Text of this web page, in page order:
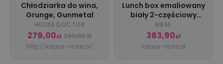
Chłodziarka do wina,
Grunge, Gunmetal
HOUSE DOCTOR
279,00zł 299,00 zł
http://kapps-store.pl/
Lunch box emaliowany
biały 2-częściowy
Riess
RIESS
383,90zł
kapps-store.pl